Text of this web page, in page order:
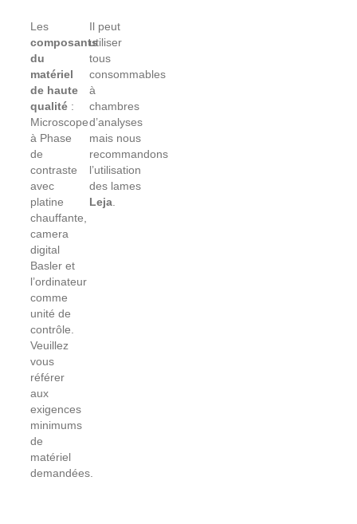
Les
composants
du
matériel
de haute
qualité :
Microscope
à Phase
de
contraste
avec
platine
chauffante,
camera
digital
Basler et
l’ordinateur
comme
unité de
contrôle.
Veuillez
vous
référer
aux
exigences
minimums
de
matériel
demandées.
Il peut
utiliser
tous
consommables
à
chambres
d’analyses
mais nous
recommandons
l’utilisation
des lames
Leja